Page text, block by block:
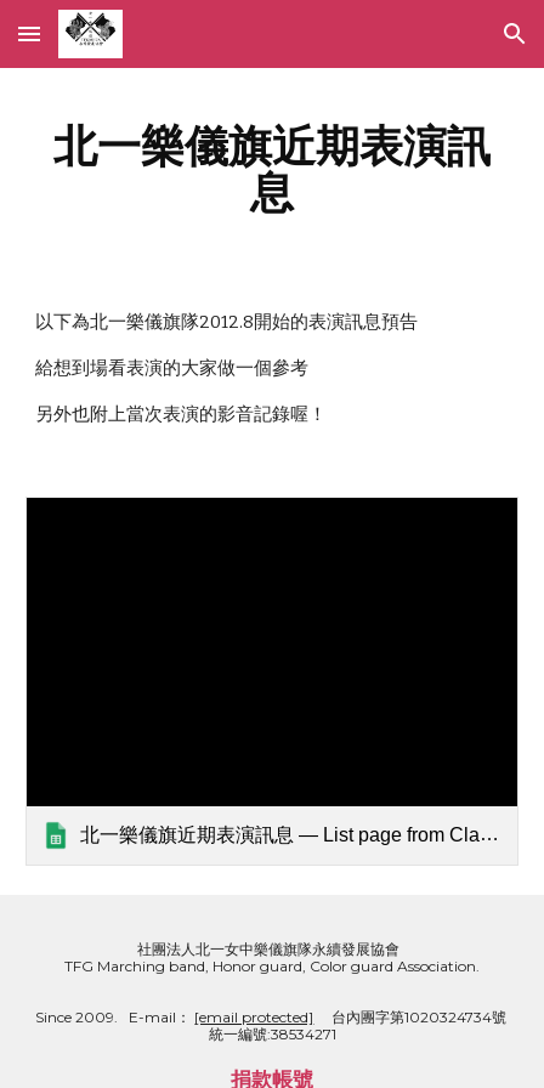
Skip to main content Skip to navigation
北一樂儀旗近期表演訊
息
以下為北一樂儀旗隊2012.8開始的表演訊息預告
給想到場看表演的大家做一個參考
另外也附上當次表演的影音記錄喔！
北一樂儀旗近期表演訊息 — List page from Classic Sites
社團法人北一女中樂儀旗隊永續發展協會
TFG Marching band, Honor guard, Color guard Association.
Since 2009.   E-mail： [email protected]
     台內團字第1020324734號
統一編號:38534271
捐款帳號